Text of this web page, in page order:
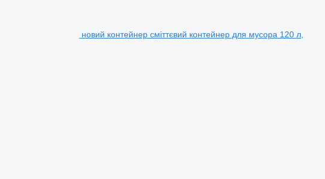
новий контейнер сміттєвий контейнер для мусора 120 л,